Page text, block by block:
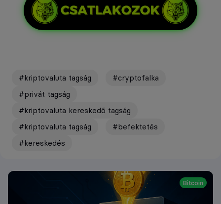
#kriptovaluta tagság
#cryptofalka
#privát tagság
#kriptovaluta kereskedő tagság
#kriptovaluta tagság
#befektetés
#kereskedés
Bitcoin